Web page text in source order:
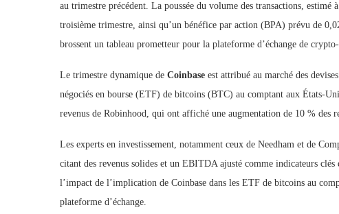
au trimestre précédent. La poussée du volume des transactions,
troisième trimestre, ainsi qu’un bénéfice par action (BPA) prévu de
brossent un tableau prometteur pour la plateforme d’échange de crypto-
Le trimestre dynamique de Coinbase est attribué au marché des
négociés en bourse (ETF) de bitcoins (BTC) au comptant aux États-
revenus de Robinhood, qui ont affiché une augmentation de 10 % des
Les experts en investissement, notamment ceux de Needham et de
citant des revenus solides et un EBITDA ajusté comme indicateurs
l’impact de l’implication de Coinbase dans les ETF de bitcoins au
plateforme d’échange.